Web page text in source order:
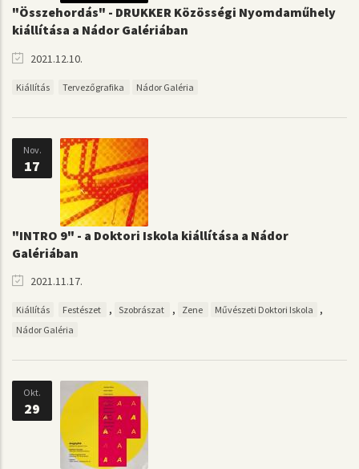
"Összehordás" - DRUKKER Közösségi Nyomdaműhely
kiállítása a Nádor Galériában
2021.12.10.
Kiállítás Tervezőgrafika Nádor Galéria
Nov.
17
"INTRO 9" - a Doktori Iskola kiállítása a Nádor
Galériában
2021.11.17.
Kiállítás Festészet , Szobrászat , Zene Művészeti Doktori Iskola ,
Nádor Galéria
Okt.
29